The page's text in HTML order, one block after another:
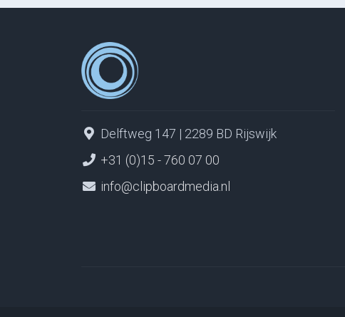
Delftweg 147 | 2289 BD Rijswijk
+31 (0)15 - 760 07 00
info@clipboardmedia.nl